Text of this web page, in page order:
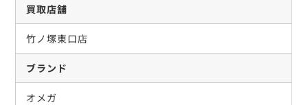
買取店舗
竹ノ塚東口店
ブランド
オメガ